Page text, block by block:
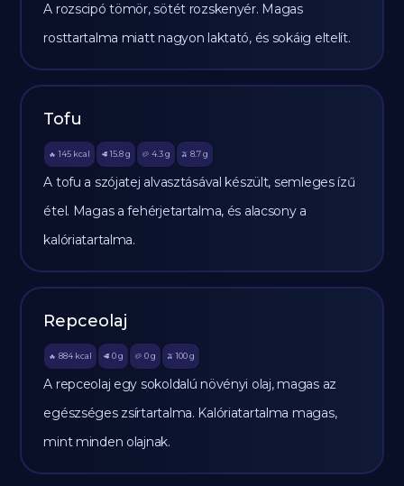
A rozscipó tömör, sötét rozskenyér. Magas
rosttartalma miatt nagyon laktató, és sokáig eltelít.
Tofu
🔥 145 kcal 🥩 15.8 g 🥔 4.3g 🫒 8.7 g
A tofu a szójatej alvasztásával készült, semleges ízű
étel. Magas a fehérjetartalma, és alacsony a
kalóriatartalma.
Repceolaj
🔥 884 kcal 🥩 0 g 🥔 0g 🫒 100 g
A repceolaj egy sokoldalú növényi olaj, magas az
egészséges zsírtartalma. Kalóriatartalma magas,
mint minden olajnak.